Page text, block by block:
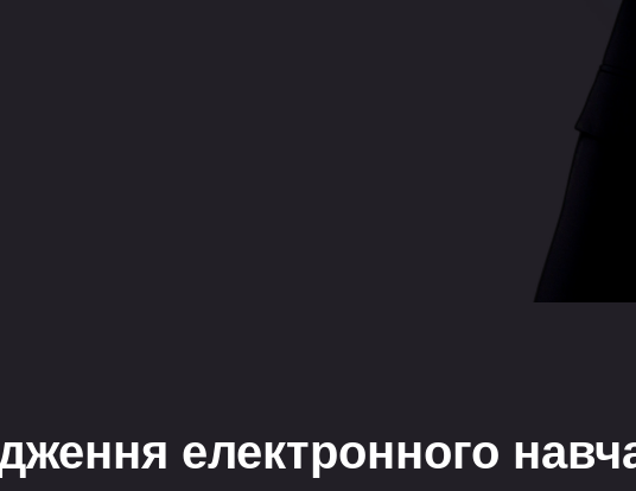
електронного